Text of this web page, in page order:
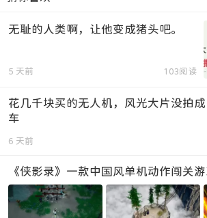
无耻的人类啊，让他变成猪头吧。
103阅读
5 天前
花几千块买的无人机，风光大片没拍
车
6 天前
《侠影录》一款中国风单机动作闯关